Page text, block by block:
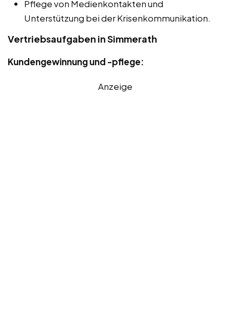
Pflege von Medienkontakten und
Unterstützung bei der Krisenkommunikation.
Vertriebsaufgaben in Simmerath
Kundengewinnung und -pflege:
Anzeige